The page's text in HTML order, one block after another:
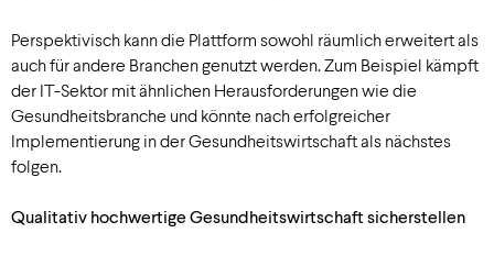
Perspektivisch kann die Plattform sowohl räumlich erweitert als
auch für andere Branchen genutzt werden. Zum Beispiel kämpft
der IT-Sektor mit ähnlichen Herausforderungen wie die
Gesundheitsbranche und könnte nach erfolgreicher
Implementierung in der Gesundheitswirtschaft als nächstes
folgen.
Qualitativ hochwertige Gesundheitswirtschaft sicherstellen